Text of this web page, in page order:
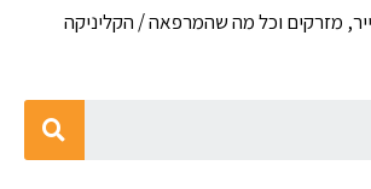
מזרקים וכל מה שהמרפאה / הקליניקה